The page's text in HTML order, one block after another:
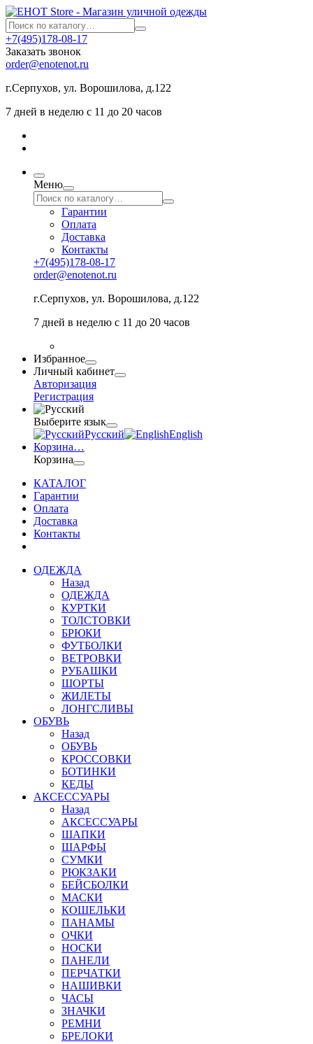
+7(495)178-08-17
Заказать звонок
order@enotenot.ru
г.Серпухов, ул. Ворошилова, д.122
7 дней в неделю с 11 до 20 часов
Меню
Гарантии
Оплата
Доставка
Контакты
+7(495)178-08-17
order@enotenot.ru
г.Серпухов, ул. Ворошилова, д.122
7 дней в неделю с 11 до 20 часов
Избранное
Личный кабинет
Авторизация
Регистрация
Выберите язык
Русский
English
Корзина…
Корзина
КАТАЛОГ
Гарантии
Оплата
Доставка
Контакты
ОДЕЖДА
Назад
ОДЕЖДА
КУРТКИ
ТОЛСТОВКИ
БРЮКИ
ФУТБОЛКИ
ВЕТРОВКИ
РУБАШКИ
ШОРТЫ
ЖИЛЕТЫ
ЛОНГСЛИВЫ
ОБУВЬ
Назад
ОБУВЬ
КРОССОВКИ
БОТИНКИ
КЕДЫ
АКСЕССУАРЫ
Назад
АКСЕССУАРЫ
ШАПКИ
ШАРФЫ
СУМКИ
РЮКЗАКИ
БЕЙСБОЛКИ
МАСКИ
КОШЕЛЬКИ
ПАНАМЫ
ОЧКИ
НОСКИ
ПАНЕЛИ
ПЕРЧАТКИ
НАШИВКИ
ЧАСЫ
ЗНАЧКИ
РЕМНИ
БРЕЛОКИ